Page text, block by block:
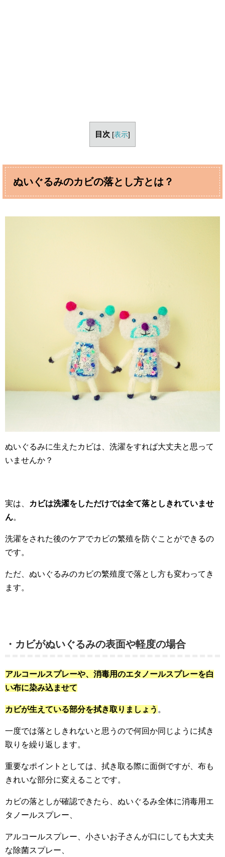
目次 [表示]
ぬいぐるみのカビの落とし方とは？
ぬいぐるみに生えたカビは、洗濯をすれば大丈夫と思って
いませんか？
実は、
カビは洗濯をしただけでは全て落としきれていませ
ん。
洗濯をされた後のケアでカビの繁殖を防ぐことができるの
です。
ただ、ぬいぐるみのカビの繁殖度で落とし方も変わってき
ます。
・カビがぬいぐるみの表面や軽度の場合
アルコールスプレーや、消毒用のエタノールスプレーを白
い布に染み込ませて
カビが生えている部分を拭き取りましょう 。
一度では落としきれないと思うので何回か同じように拭き
取りを繰り返します。
重要なポイントとしては、拭き取る際に面倒ですが、布も
きれいな部分に変えることです。
カビの落としが確認できたら、ぬいぐるみ全体に消毒用エ
タノールスプレー、
アルコールスプレー、小さいお子さんが口にしても大丈夫
な除菌スプレー、